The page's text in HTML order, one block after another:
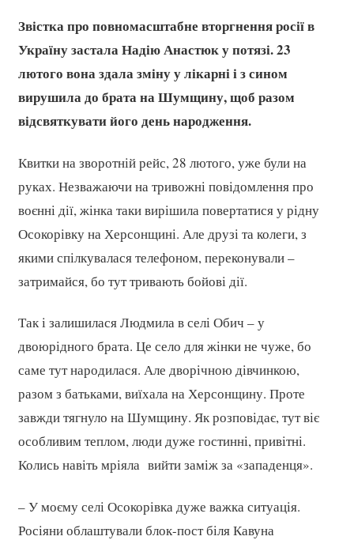
Звістка про повномасштабне вторгнення росії в
Україну застала Надію Анастюк у потязі. 23
лютого вона здала зміну у лікарні і з сином
вирушила до брата на Шумщину, щоб разом
відсвяткувати його день народження.
Квитки на зворотній рейс, 28 лютого, уже були на
руках. Незважаючи на тривожні повідомлення про
воєнні дії, жінка таки вирішила повертатися у рідну
Осокорівку на Херсонщині. Але друзі та колеги, з
якими спілкувалася телефоном, переконували –
затримайся, бо тут тривають бойові дії.
Так і залишилася Людмила в селі Обич – у
двоюрідного брата. Це село для жінки не чуже, бо
саме тут народилася. Але дворічною дівчинкою,
разом з батьками, виїхала на Херсонщину. Проте
завжди тягнуло на Шумщину. Як розповідає, тут віє
особливим теплом, люди дуже гостинні, привітні.
Колись навіть мріяла вийти заміж за «западенця».
– У моєму селі Осокорівка дуже важка ситуація.
Росіяни облаштували блок-пост біля Кавуна